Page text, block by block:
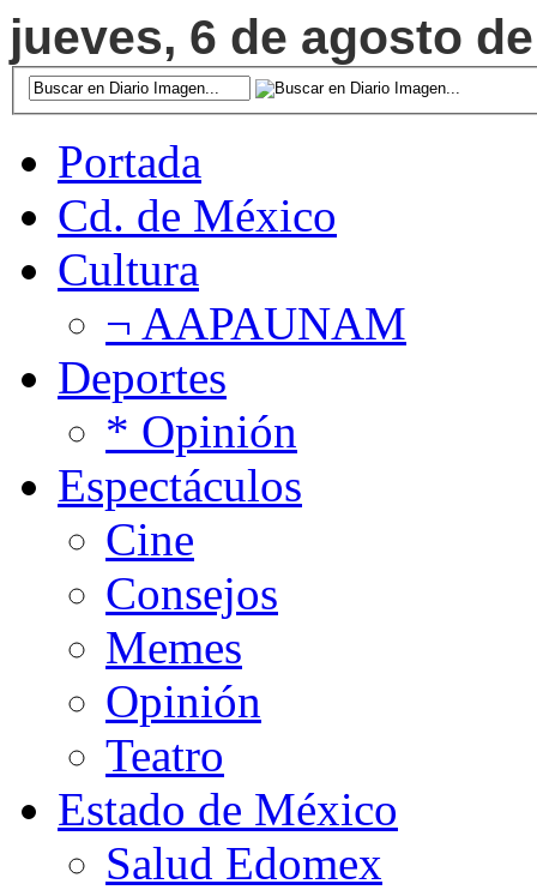
jueves, 6 de agosto
Portada
Cd. de México
Cultura
¬ AAPAUNAM
Deportes
* Opinión
Espectáculos
Cine
Consejos
Memes
Opinión
Teatro
Estado de México
Salud Edomex